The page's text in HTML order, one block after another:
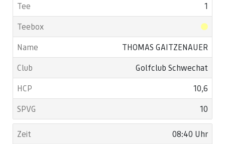
1
THOMAS GAITZENAUER
Golfclub Schwechat
10,6
10
08:40 Uhr